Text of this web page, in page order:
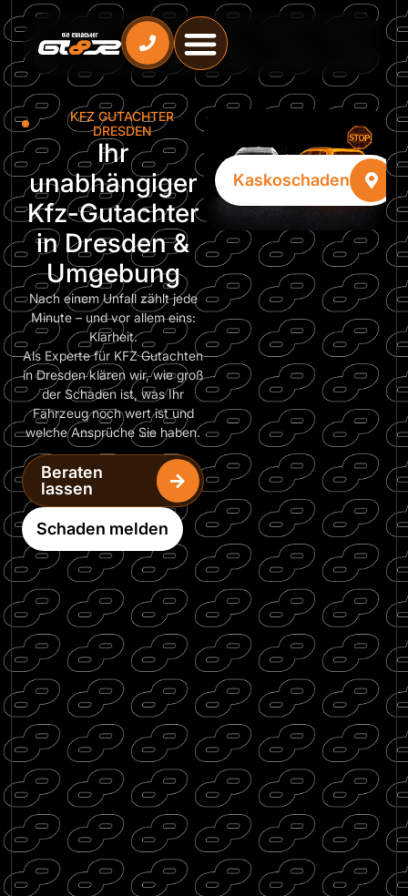
springen
KFZ GUTACHTER
DRESDEN
Ihr
unabhängiger
Kfz-Gutachter
in Dresden &
Umgebung
Nach einem Unfall zählt jede
Minute – und vor allem eins:
Klarheit.
Als Experte für KFZ Gutachten
in Dresden klären wir, wie groß
der Schaden ist, was Ihr
Fahrzeug noch wert ist und
welche Ansprüche Sie haben.
Beraten
lassen
Schaden melden
Haftpflichtschaden Kaskoschaden